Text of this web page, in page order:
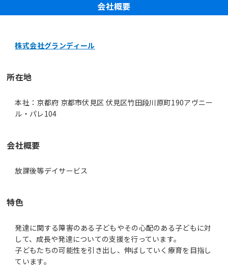
会社概要
株式会社グランディール
所在地
本社：京都府 京都市伏見区 伏見区竹田段川原町190アヴニー
ル・パレ104
会社概要
放課後等デイサービス
特色
発達に関する障害のある子どもやその心配のある子どもに対
して、成長や発達についての支援を行っています。
子どもたちの可能性を引き出し、伸ばしていく療育を目指し
ています。